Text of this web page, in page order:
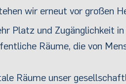
wir erneut vor großen
Platz und Zugänglichkeit
Räume, die von
Räume unser